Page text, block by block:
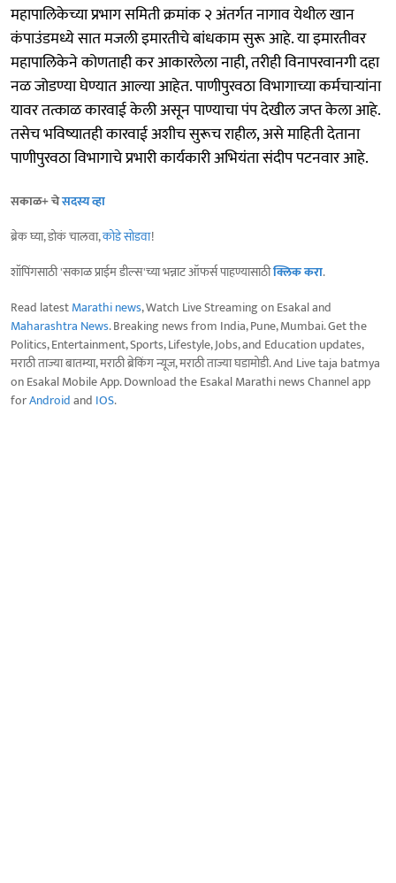
महापालिकेच्या प्रभाग समिती क्रमांक २ अंतर्गत नागाव येथील खान
कंपाउंडमध्ये सात मजली इमारतीचे बांधकाम सुरू आहे. या इमारतीवर
महापालिकेने कोणताही कर आकारलेला नाही, तरीही विनापरवानगी दहा
नळ जोडण्या घेण्यात आल्या आहेत. पाणीपुरवठा विभागाच्या कर्मचाऱ्यांना
यावर तत्काळ कारवाई केली असून पाण्याचा पंप देखील जप्त केला आहे.
तसेच भविष्यातही कारवाई अशीच सुरूच राहील, असे माहिती देताना
पाणीपुरवठा विभागाचे प्रभारी कार्यकारी अभियंता संदीप पटनवार आहे.
सकाळ+ चेसदस्य व्हा
ब्रेक घ्या, डोकं चालवा,कोडे सोडवा!
शॉपिंगसाठी 'सकाळ प्राईम डील्स'च्या भन्नाट ऑफर्स पाहण्यासाठीक्लिक करा.
Read latestMarathi news, Watch Live Streaming on Esakal and
Maharashtra News. Breaking news from India, Pune, Mumbai. Get the
Politics, Entertainment, Sports, Lifestyle, Jobs, and Education updates,
मराठी ताज्या बातम्या, मराठी ब्रेकिंग न्यूज, मराठी ताज्या घडामोडी. And Live taja batmya
on Esakal Mobile App. Download the Esakal Marathi news Channel app
forAndroidand IOS.